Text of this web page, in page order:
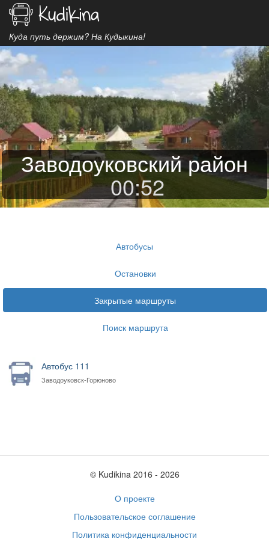
Куда путь держим? На Кудыкина!
Заводоуковский район
00:52
Автобусы
Остановки
Закрытые маршруты
Поиск маршрута
Автобус 111
Заводоуковск-Горюново
© Kudikina 2016 ‐ 2026
О проекте
Пользовательское соглашение
Политика конфиденциальности